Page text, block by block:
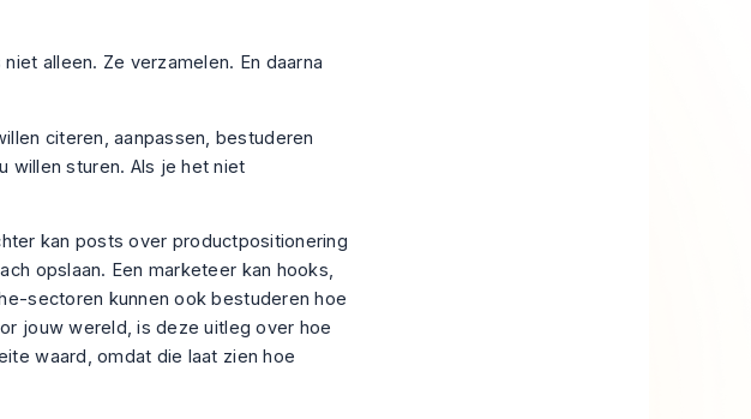
alleen. Ze verzamelen. En daarna
citeren, aanpassen, bestuderen
willen sturen. Als je het niet
kan posts over productpositionering
opslaan. Een marketeer kan hooks,
sectoren kunnen ook bestuderen hoe
jouw wereld, is deze uitleg over hoe
waard, omdat die laat zien hoe